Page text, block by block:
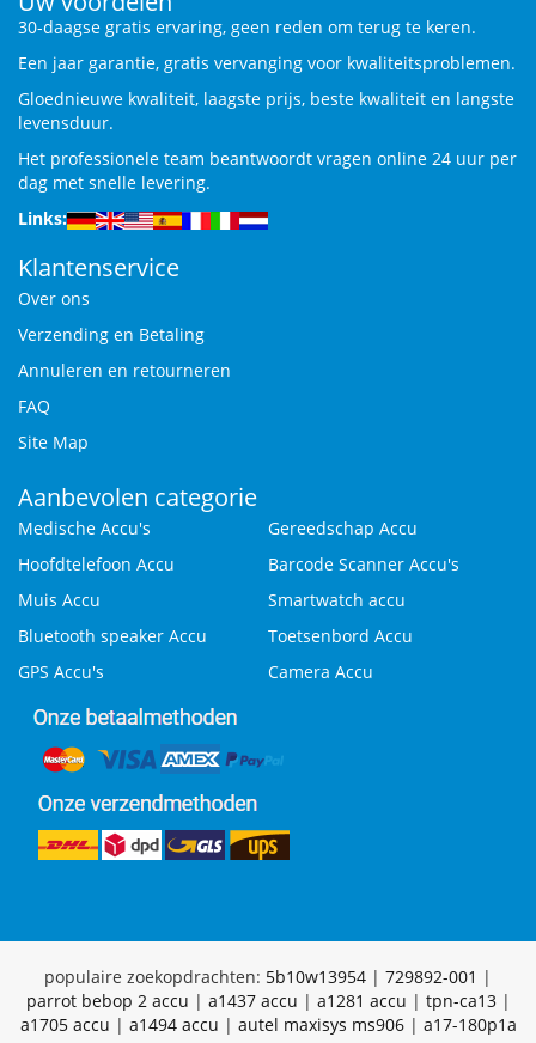
30-daagse gratis ervaring, geen reden om terug te keren.
Een jaar garantie, gratis vervanging voor kwaliteitsproblemen.
Gloednieuwe kwaliteit, laagste prijs, beste kwaliteit en langste
levensduur.
Het professionele team beantwoordt vragen online 24 uur per
dag met snelle levering.
Links:
Klantenservice
Over ons
Verzending en Betaling
Annuleren en retourneren
FAQ
Site Map
Aanbevolen categorie
Medische Accu's
Gereedschap Accu
Hoofdtelefoon Accu
Barcode Scanner Accu's
Muis Accu
Smartwatch accu
Bluetooth speaker Accu
Toetsenbord Accu
GPS Accu's
Camera Accu
populaire zoekopdrachten: 5b10w13954 | 729892-001 |
parrot bebop 2 accu | a1437 accu | a1281 accu | tpn-ca13|
a1705 accu | a1494 accu | autel maxisys ms906| a17-180p1a